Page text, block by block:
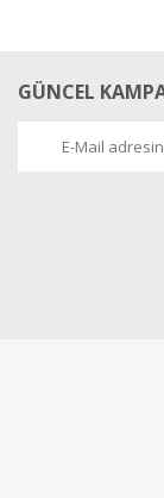
GÜNCEL